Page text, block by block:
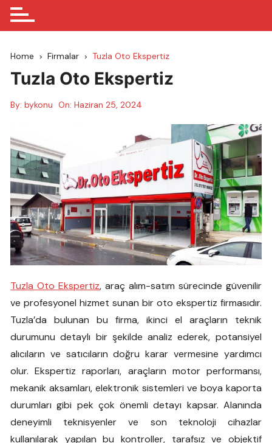
Home Firmalar Tuzla Oto Ekspertiz
Tuzla Oto Ekspertiz
By: bykonu On:Haziran 25, 2024
Tuzla Oto Ekspertiz, araç alım-satım sürecinde güvenilir
ve profesyonel hizmet sunan bir oto ekspertiz firmasıdır.
Tuzla’da bulunan bu firma, ikinci el araçların teknik
durumunu detaylı bir şekilde analiz ederek, potansiyel
alıcıların ve satıcıların doğru karar vermesine yardımcı
olur. Ekspertiz raporları, araçların motor performansı,
mekanik aksamları, elektronik sistemleri ve boya kaporta
durumları gibi pek çok önemli detayı kapsar. Alanında
deneyimli teknisyenler ve son teknoloji cihazlar
kullanılarak yapılan bu kontroller, tarafsız ve objektif